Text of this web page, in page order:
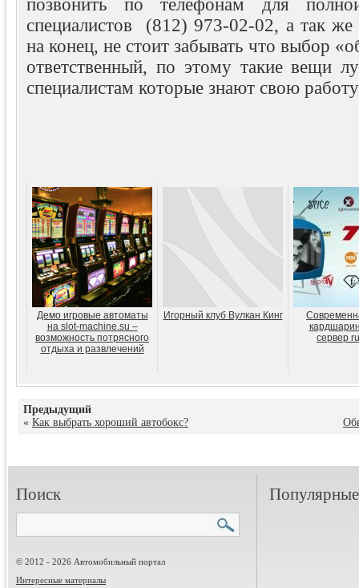
позвонить по телефонам для
специалистов (812) 973-02-02, а так
на конец, не стоит забывать что выбор
ответственный, по этому такие вещи
специалистам которые знают свою
Демо игровые автоматы
на slot-machine.su –
возможность потрясного
отдыха и развлечений
Игорный клуб Вулкан Кинг
сервер
Предыдущий
« Как выбрать хороший автобокс?
Поиск
© 2012 - 2026 Автомобильный портал
Интересные материалы
Популярные